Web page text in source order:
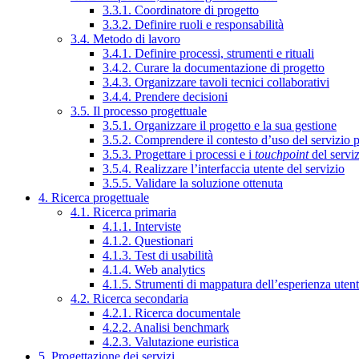
3.3.1. Coordinatore di progetto
3.3.2. Definire ruoli e responsabilità
3.4. Metodo di lavoro
3.4.1. Definire processi, strumenti e rituali
3.4.2. Curare la documentazione di progetto
3.4.3. Organizzare tavoli tecnici collaborativi
3.4.4. Prendere decisioni
3.5. Il processo progettuale
3.5.1. Organizzare il progetto e la sua gestione
3.5.2. Comprendere il contesto d’uso del servizio
3.5.3. Progettare i processi e i touchpointdel
3.5.4. Realizzare l’interfaccia utente del servizio
3.5.5. Validare la soluzione ottenuta
4. Ricerca progettuale
4.1. Ricerca primaria
4.1.1. Interviste
4.1.2. Questionari
4.1.3. Test di usabilità
4.1.4. Web analytics
4.1.5. Strumenti di mappatura dell’esperienza
4.2. Ricerca secondaria
4.2.1. Ricerca documentale
4.2.2. Analisi benchmark
4.2.3. Valutazione euristica
5. Progettazione dei servizi